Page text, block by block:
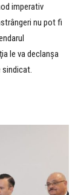
imperativ
nu pot fi
le va declanşa
sindicat.